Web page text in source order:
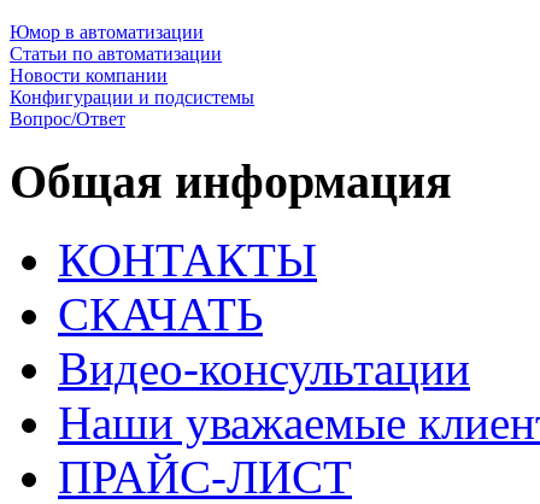
Юмор в автоматизации
Статьи по автоматизации
Новости компании
Конфигурации и подсистемы
Вопрос/Ответ
Общая информация
КОНТАКТЫ
СКАЧАТЬ
Видео-консультации
Наши уважаемые
ПРАЙС-ЛИСТ